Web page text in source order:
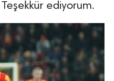
ediyorum.